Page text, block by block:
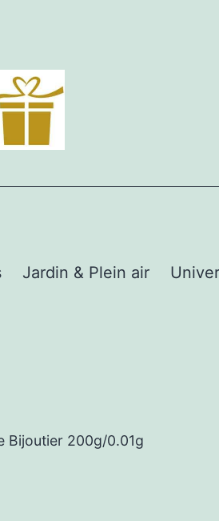
Jardin & Plein air
Bijoutier 200g/0.01g